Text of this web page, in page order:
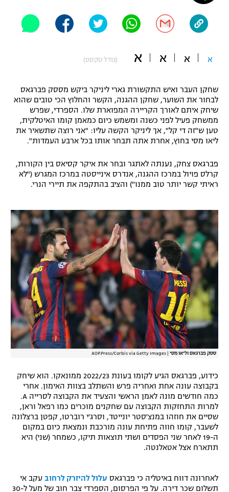
"מחצית בשכונה" – פודקאסט
תקנון עבור פעילות אלקטרה
תקנון עבור פעילות ספורט 1 – "מרלן"
גיימינג E-Sports
מדיניות פרטיות
תקנון פעילות ספורט 1
רשיון להקרנה פומבית לבית עסק
הצטרפות לחבילת הערוצים
לוח דרושים – ג'ובנט
תגיות
אופניים
פוטבול אמריקאי NFL
בייסבול MLB
ספורט אתגרי ואקסטרים
אומנויות לחימה
א א א א (גודל טקסט)
שחקן העבר ואיש התקשורת גארי ליניקר ביקש מססק פברגאס
לבחור את השוער, שחקן ההגנה, הקשר והחלוץ הכי טובים שהוא
שיחק איתם לאורך הקריירה המפוארת שלו. הספרדי, שפרש
ממשחק פעיל לפני כשנה ומשמש כיום כמאמן קומו האיטלקית,
טען ש"זה די קל", אך ליניקר הקשה עליו: "אני רוצה שתשאיר את
ליאו מסי בחוץ, אחרת אתה תבחר אותו בכל ארבע העמדות".
פברגאס צחק, נענתה לאתגר ובחר את איקר קסיאס בין הקורות,
קרלס פויול במרכז ההגנה, אנדרס אינייסטה במרכז המגרש ("לא
ראיתי קשר יותר טוב ממנו") והציב בהתקפה את תיירי הנרי.
ססק פברגאס וליאו מסי AOP.Press/Corbis via Getty Images
כידוע, פברגאס הגיע לקומו בעונת 2022/23 ממונאקו. הוא שיחק
בקבוצה עונה אחת ואחריה פרש והשתלב בצוות האימון. אחרי
כמה חודשים מונה לאמן הראשי והצעיד את הקבוצה לסרייה A.
למרות התחזקות הקבוצה עם שחקנים מוכרים כמו רפאל וראן,
שסיים את חוזהו במנצ'סטר יונייטד, וסרג'י רוברטו, קפטן ברצלונה
לשעבר, קומו חווה פתיחת עונה מורכבת ונמצאת כיום במקום
ה-19 לאחר שני הפסדים ושתי תוצאות תיקו, כשמחר (שני) היא
תתארח אצל אטאלנטה.
לאחרונה דווח באיטליה כי פברגאס עלול להיזרק לרחוב עקב אי
תשלום שכר דירה. על פי הפרסום, הספרדי צבר חוב של מעל ל-30